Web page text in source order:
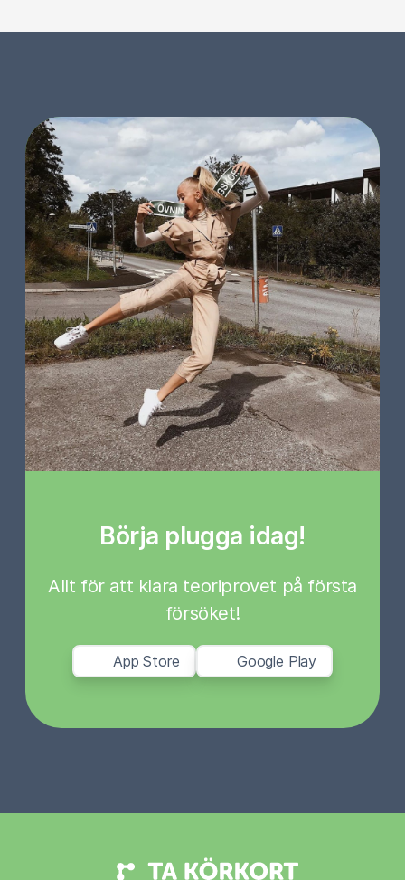
Börja plugga idag!
Allt för att klara teoriprovet på första
försöket!
App Store Google Play